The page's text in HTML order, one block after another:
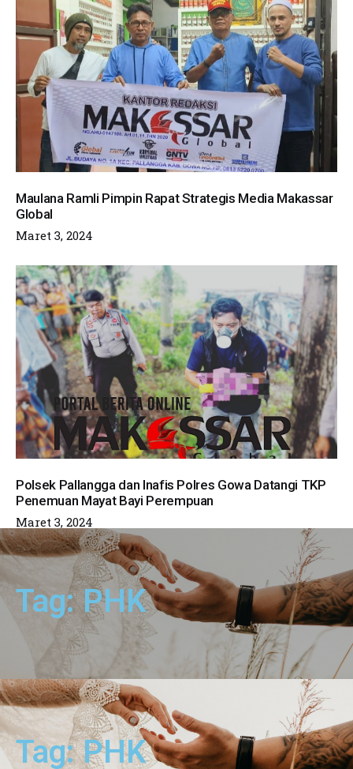
Maulana Ramli Pimpin Rapat Strategis Media Makassar
Global
Maret 3, 2024
Polsek Pallangga dan Inafis Polres Gowa Datangi TKP
Penemuan Mayat Bayi Perempuan
Maret 3, 2024
Tag: PHK
Tag: PHK